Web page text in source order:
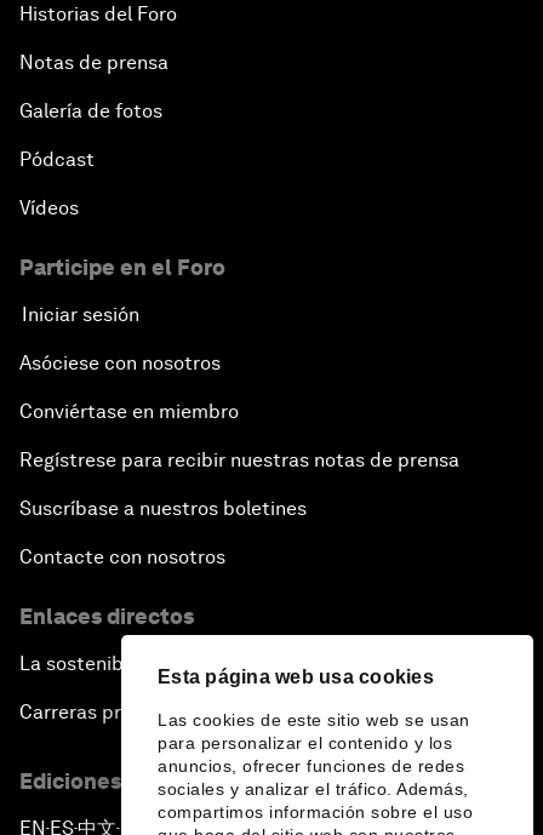
Esta página web usa cookies
Las cookies de este sitio web se usan
para personalizar el contenido y los
anuncios, ofrecer funciones de redes
sociales y analizar el tráfico. Además,
compartimos información sobre el uso
Historias del Foro
Notas de prensa
Galería de fotos
Pódcast
Vídeos
Participe en el Foro
Iniciar sesión
Asóciese con nosotros
Conviértase en miembro
Regístrese para recibir nuestras notas de prensa
Suscríbase a nuestros boletines
Contacte con nosotros
Enlaces directos
La sostenibilidad en el Foro
Carreras profesionales
Ediciones en otros idiomas
EN ▪ES▪中文▪ 日本語